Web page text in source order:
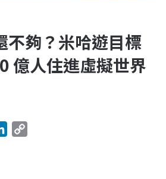
不夠？米哈遊目標
億人住進虛擬世界